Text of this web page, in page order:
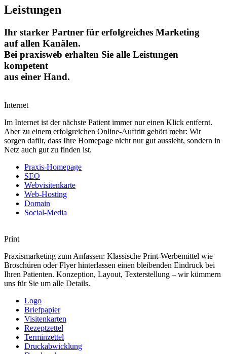
Leistungen
Ihr starker Partner für erfolgreiches Marketing
auf allen Kanälen.
Bei praxisweb erhalten Sie alle Leistungen
kompetent
aus einer Hand.
Internet
Im Internet ist der nächste Patient immer nur einen Klick entfernt.
Aber zu einem erfolgreichen Online-Auftritt gehört mehr: Wir
sorgen dafür, dass Ihre Homepage nicht nur gut aussieht, sondern in
Netz auch gut zu finden ist.
Praxis-Homepage
SEO
Webvisitenkarte
Web-Hosting
Domain
Social-Media
Print
Praxismarketing zum Anfassen: Klassische Print-Werbemittel wie
Broschüren oder Flyer hinterlassen einen bleibenden Eindruck bei
Ihren Patienten. Konzeption, Layout, Texterstellung – wir kümmern
uns für Sie um alle Details.
Logo
Briefpapier
Visitenkarten
Rezeptzettel
Terminzettel
Druckabwicklung